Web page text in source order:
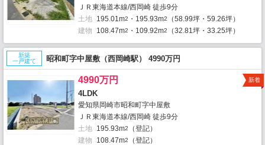
ＪＲ東海道本線/西岡崎 徒歩9分
土地 195.01m2 ・195.93m2
（58.99坪・59.26坪）
建物
108.47m2 ・109.92m2 （32.81坪・33.25坪）
新築
一戸建て
昭和町字中屋敷（西岡崎駅） 4990万円
4990万円
4LDK
愛知県岡崎市昭和町字中屋敷
ＪＲ東海道本線/西岡崎 徒歩9分
土地 195.93m2
（登記）
建物
108.47m2 （登記）
新着